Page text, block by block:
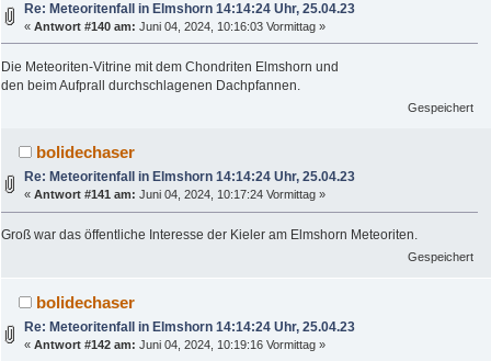
Re: Meteoritenfall in Elmshorn 14:14:24 Uhr, 25.04.23
«Antwort #140 am: Juni 04, 2024, 10:16:03 Vormittag »
Die Meteoriten-Vitrine mit dem Chondriten Elmshorn und
den beim Aufprall durchschlagenen Dachpfannen.
Gespeichert
bolidechaser
Re: Meteoritenfall in Elmshorn 14:14:24 Uhr, 25.04.23
«Antwort #141 am: Juni 04, 2024, 10:17:24 Vormittag »
Groß war das öffentliche Interesse der Kieler am Elmshorn Meteoriten.
Gespeichert
bolidechaser
Re: Meteoritenfall in Elmshorn 14:14:24 Uhr, 25.04.23
«Antwort #142 am: Juni 04, 2024, 10:19:16 Vormittag »